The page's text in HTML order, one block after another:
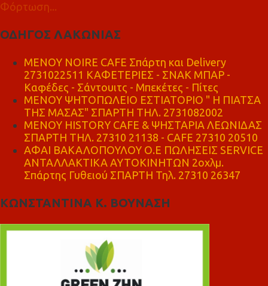
Φόρτωση...
ΟΔΗΓΟΣ ΛΑΚΩΝΙΑΣ
MENOY NOIRE CAFE Σπάρτη και Delivery
2731022511 ΚΑΦΕΤΕΡΙΕΣ - ΣΝΑΚ ΜΠΑΡ -
Καφέδες - Σάντουιτς - Μπεκέτες - Πίτες
ΜΕΝΟΥ ΨΗΤΟΠΩΛΕΙΟ ΕΣΤΙΑΤΟΡΙΟ " Η ΠΙΑΤΣΑ
ΤΗΣ ΜΑΣΑΣ" ΣΠΑΡΤΗ ΤΗΛ. 2731082002
ΜΕΝΟΥ HISTORY CAFE & ΨΗΣΤΑΡΙΑ ΛΕΩΝΙΔΑΣ
ΣΠΑΡΤΗ ΤΗΛ. 27310 21138 - CAFE 27310 20510
ΑΦΑΙ ΒΑΚΑΛΟΠΟΥΛΟΥ Ο.Ε ΠΩΛΗΣΕΙΣ SERVICE
ΑΝΤΑΛΛΑΚΤΙΚΑ ΑΥΤΟΚΙΝΗΤΩΝ 2οχλμ.
Σπάρτης Γυθειού ΣΠΑΡΤΗ Τηλ. 27310 26347
ΚΩΝΣΤΑΝΤΙΝΑ Κ. ΒΟΥΝΑΣΗ